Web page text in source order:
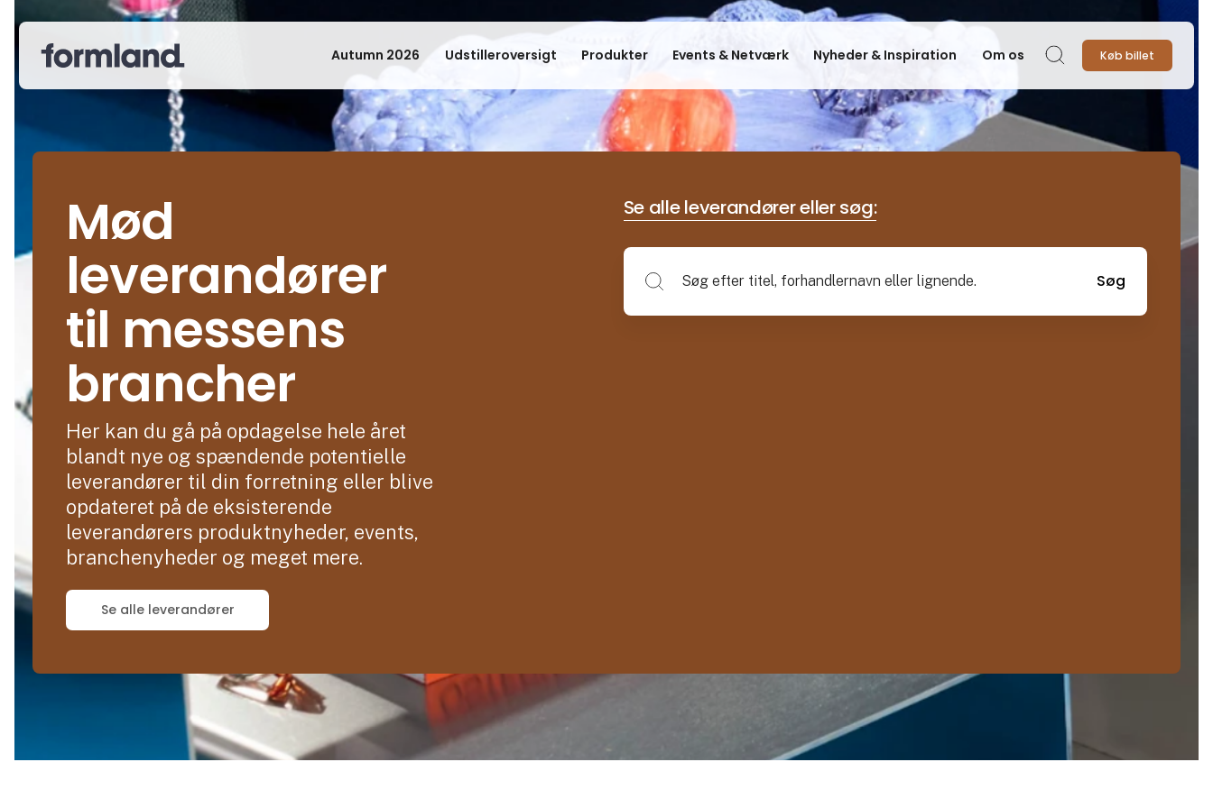
Autumn 2026 Udstilleroversigt Produkter Events & Netværk Nyheder & Inspiration Om os Søg Køb billet
Mød
leverandører
til messens
brancher
Her kan du gå på opdagelse hele året
blandt nye og spændende potentielle
leverandører til din forretning eller blive
opdateret på de eksisterende
leverandørers produktnyheder, events,
branchenyheder og meget mere.
Se alle leverandører
Se alle leverandører eller søg:
Søg